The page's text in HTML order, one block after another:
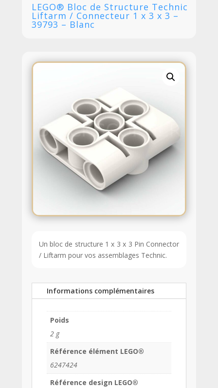
LEGO® Bloc de Structure Technic
Liftarm / Connecteur 1 x 3 x 3 –
39793 – Blanc
Un bloc de structure 1 x 3 x 3 Pin Connector
/ Liftarm pour vos assemblages Technic.
Informations complémentaires
Poids
2 g
Référence élément LEGO®
6247424
Référence design LEGO®